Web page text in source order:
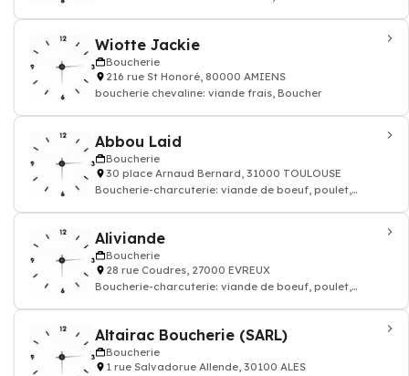
Wiotte Jackie
Boucherie
216 rue St Honoré, 80000 AMIENS
boucherie chevaline: viande frais, Boucher
Abbou Laid
Boucherie
30 place Arnaud Bernard, 31000 TOULOUSE
Boucherie-charcuterie: viande de boeuf, poulet,
Aliviande
Boucherie
28 rue Coudres, 27000 EVREUX
Boucherie-charcuterie: viande de boeuf, poulet,
Altairac Boucherie (SARL)
Boucherie
1 rue Salvadorue Allende, 30100 ALES